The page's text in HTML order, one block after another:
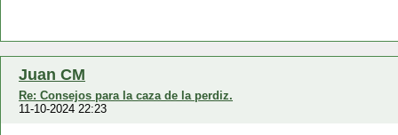
Juan CM
Re: Consejos para la caza de la perdiz.
11-10-2024 22:23